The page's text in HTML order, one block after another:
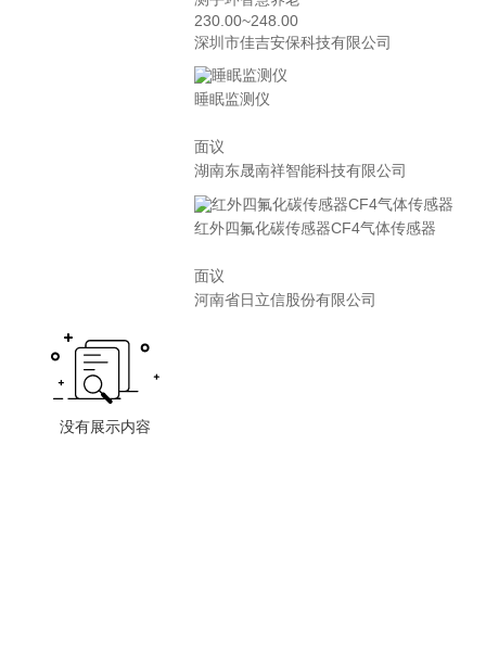
230.00~248.00
深圳市佳吉安保科技有限公司
睡眠监测仪
面议
湖南东晟南祥智能科技有限公司
红外四氟化碳传感器CF4气体传感器
面议
河南省日立信股份有限公司